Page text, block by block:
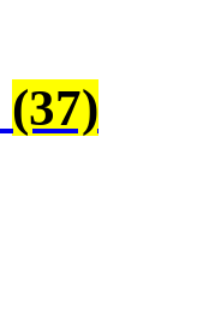
(37)